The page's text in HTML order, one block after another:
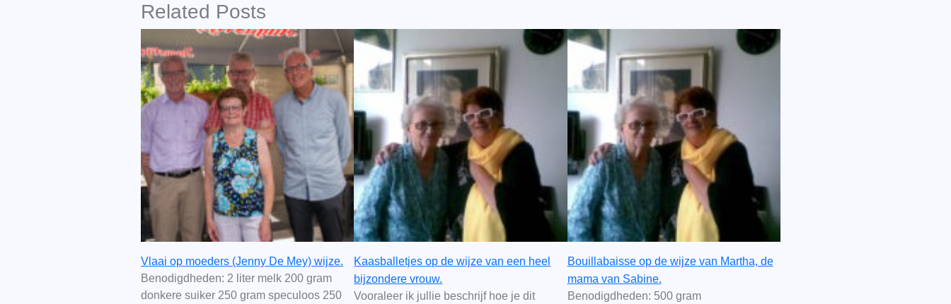
Related Posts
Vlaai op moeders (Jenny De Mey) wijze.
Benodigdheden: 2 liter melk 200 gram
donkere suiker 250 gram speculoos 250
Kaasballetjes op de wijze van een heel
bijzondere vrouw.
Vooraleer ik jullie beschrijf hoe je dit
Bouillabaisse op de wijze van Martha, de
mama van Sabine.
Benodigdheden: 500 gram